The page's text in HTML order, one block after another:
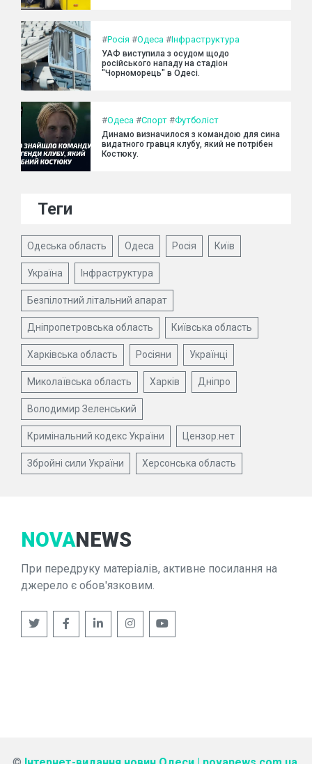
#Росія #Одеса #Інфраструктура
УАФ виступила з осудом щодо
російського нападу на стадіон
"Чорноморець" в Одесі.
#Одеса #Спорт #Футболіст
Динамо визначилося з командою для сина
видатного гравця клубу, який не потрібен
Костюку.
Теги
Одеська область Одеса Росія Київ
Україна Інфраструктура
Безпілотний літальний апарат
Дніпропетровська область Київська область
Харківська область Росіяни Українці
Миколаївська область Харків Дніпро
Володимир Зеленський
Кримінальний кодекс України Цензор.нет
Збройні сили України Херсонська область
NOVANEWS
При передруку матеріалів, активне посилання на
джерело є обов'язковим.